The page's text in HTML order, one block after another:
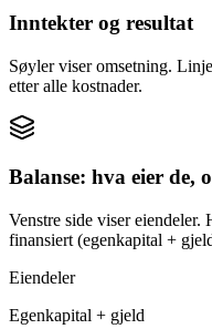
Inntekter og resultat
Søyler viser omsetning.
etter alle kostnader.
Balanse: hva eier de,
Venstre side viser eiendeler.
finansiert (egenkapital +
Eiendeler
Egenkapital + gjeld